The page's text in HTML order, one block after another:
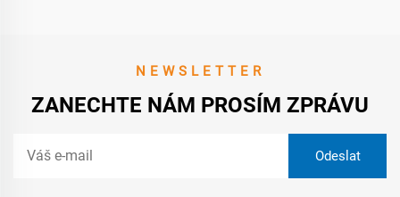
NEWSLETTER
ZANECHTE NÁM PROSÍM ZPRÁVU